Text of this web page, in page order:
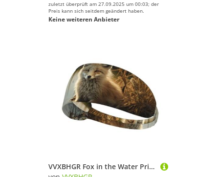
zuletzt überprüft am 27.09.2025 um 00:03; der
Preis kann sich seitdem geändert haben.
Keine weiteren Anbieter
VVXBHGR Fox in the Water Prints Elastisches Übungs-Stirnband, Sport-Kopfband für Damen und Herren, weich, schnell trocknend